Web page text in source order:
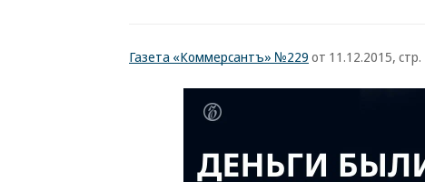
Газета «Коммерсантъ» №229 от 11.12.2015, стр.